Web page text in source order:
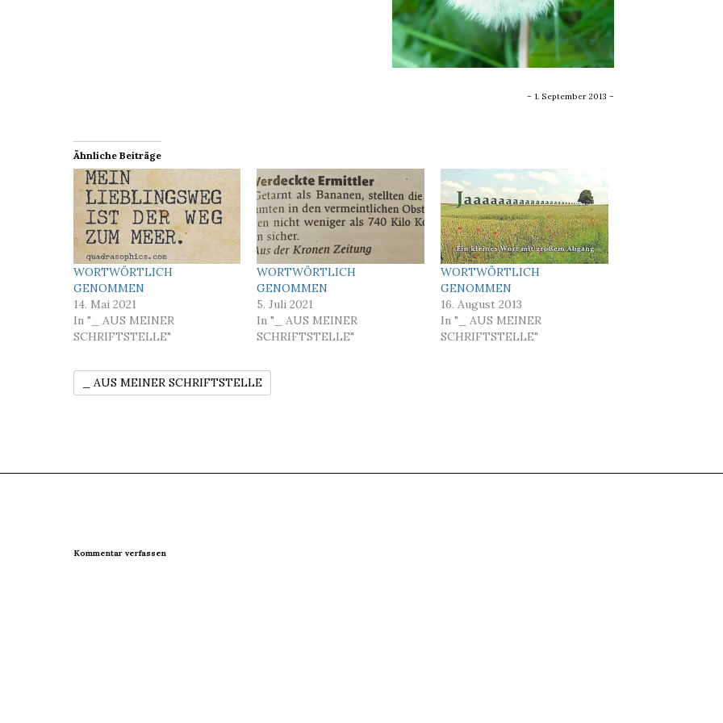
– 1. September 2013 –
Ähnliche Beiträge
WORTWÖRTLICH
GENOMMEN
14. Mai 2021
In "_ AUS MEINER
SCHRIFTSTELLE"
WORTWÖRTLICH
GENOMMEN
5. Juli 2021
In "_ AUS MEINER
SCHRIFTSTELLE"
WORTWÖRTLICH
GENOMMEN
16. August 2013
In "_ AUS MEINER
SCHRIFTSTELLE"
_ AUS MEINER SCHRIFTSTELLE
Kommentar verfassen